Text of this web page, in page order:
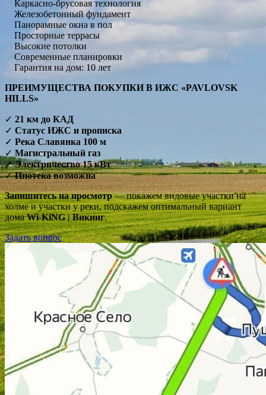
Каркасно-брусовая технология
Железобетонный фундамент
Панорамные окна в пол
Просторные террасы
Высокие потолки
Современные планировки
Гарантия на дом: 10 лет
ПРЕИМУЩЕСТВА ПОКУПКИ В ИЖС «PAVLOVSK
HILLS»
✓ 21 км до КАД
✓ Статус ИЖС и прописка
✓ Река Славянка 100 м
✓ Магистральный газ
✓Электричество 15 кВт
✓Ипотека возможна
Запишитесь на просмотр— покажем видовые участки на
холме и участки у реки, подскажем оптимальный вариант
домаWi-KiNG | Викинг.
Задать вопрос